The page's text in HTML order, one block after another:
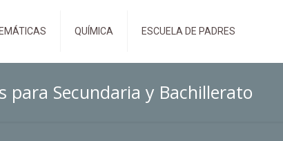
QUÍMICA ESCUELA DE PADRES
para Secundaria y Bachillerato